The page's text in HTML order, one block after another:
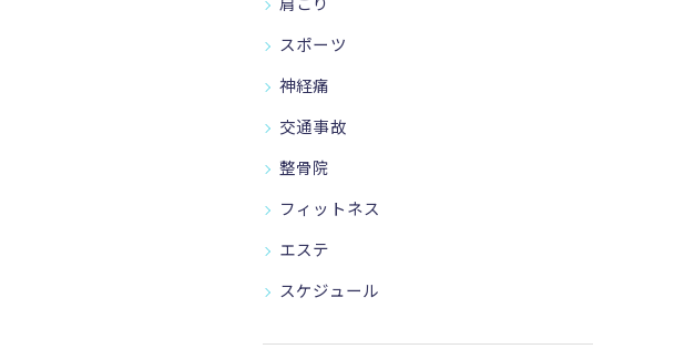
肩こり
スポーツ
神経痛
交通事故
整骨院
フィットネス
エステ
スケジュール